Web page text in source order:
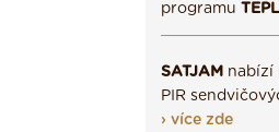
programu
SATJAM nabízí
PIR
› více zde